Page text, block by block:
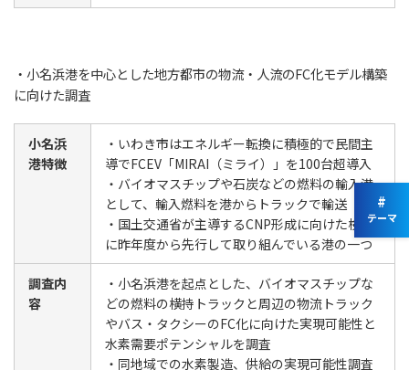
・小名浜港を中心とした地方都市の物流・人流のFC化モデル構築
に向けた調査
小名浜
港特徴
・いわき市はエネルギー転換に積極的で民間主
導でFCEV「MIRAI（ミライ）」を100台超導入
・バイオマスチップや石炭などの燃料の輸入港
として、輸入燃料を港からトラックで輸送
・国土交通省が主導するCNP形成に向けた検討
に昨年度から先行して取り組んでいる港の一つ
調査内
容
・小名浜港を起点とした、バイオマスチップな
どの燃料の横持トラックと周辺の物流トラック
やバス・タクシーのFC化に向けた実現可能性と
水素需要ポテンシャルを調査
・同地域での水素製造、供給の実現可能性調査
#
テーマ